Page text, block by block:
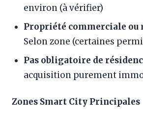
environ (à vérifier)
Propriété commerciale
Selon zone (certaines
Pas obligatoire de
acquisition purement
Zones Smart City Principales